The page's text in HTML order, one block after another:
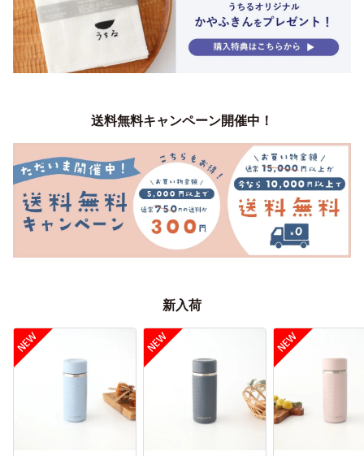
送料無料キャンペーン開催中！
新入荷